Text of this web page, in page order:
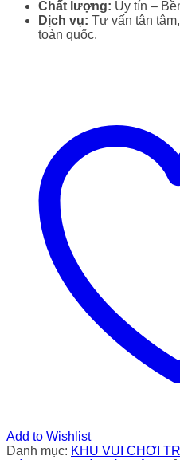
Chất lượng: Uy tín –
Dịch vụ: Tư vấn tận
toàn quốc.
Add to Wishlist
Danh mục: KHU VUI CHƠI